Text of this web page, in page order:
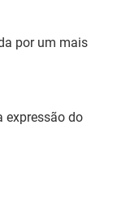
por um mais
expressão do